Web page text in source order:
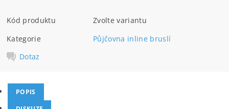
Kód produktu
Zvolte variantu
Kategorie
Půjčovna inline bruslí
Dotaz
POPIS